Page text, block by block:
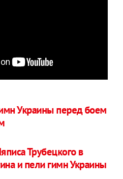
Украины перед боем
Трубецкого в
и пели гимн Украины